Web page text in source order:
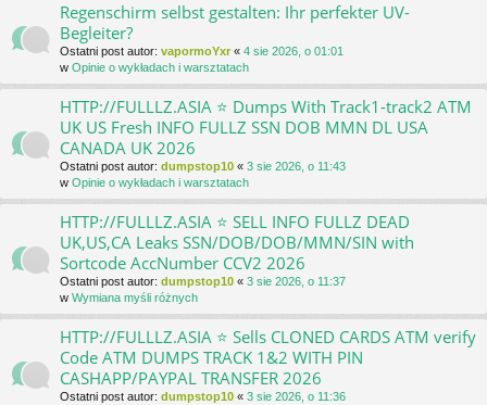
Regenschirm selbst gestalten: Ihr perfekter UV-
Begleiter?
Ostatni post autor: vapormoYxr « 4 sie 2026, o 01:01
w Opinie o wykładach i warsztatach
HTTP://FULLLZ.ASIA ⭐️ Dumps With Track1-track2 ATM
UK US Fresh INFO FULLZ SSN DOB MMN DL USA
CANADA UK 2026
Ostatni post autor: dumpstop10 « 3 sie 2026, o 11:43
w Opinie o wykładach i warsztatach
HTTP://FULLLZ.ASIA ⭐️ SELL INFO FULLZ DEAD
UK,US,CA Leaks SSN/DOB/DOB/MMN/SIN with
Sortcode AccNumber CCV2 2026
Ostatni post autor: dumpstop10 « 3 sie 2026, o 11:37
w Wymiana myśli różnych
HTTP://FULLLZ.ASIA ⭐️ Sells CLONED CARDS ATM verify
Code ATM DUMPS TRACK 1&2 WITH PIN
CASHAPP/PAYPAL TRANSFER 2026
Ostatni post autor: dumpstop10 « 3 sie 2026, o 11:36